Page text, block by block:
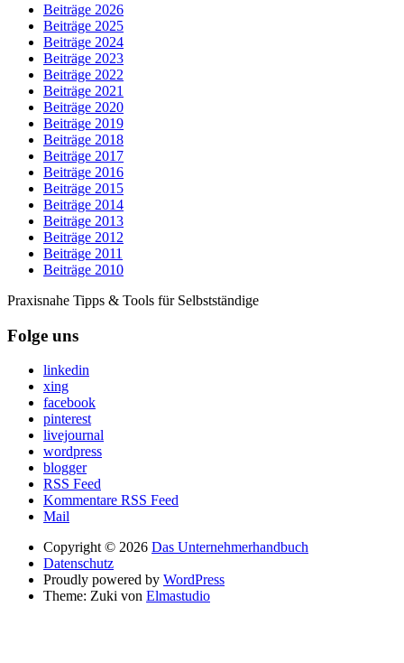
Beiträge 2026
Beiträge 2025
Beiträge 2024
Beiträge 2023
Beiträge 2022
Beiträge 2021
Beiträge 2020
Beiträge 2019
Beiträge 2018
Beiträge 2017
Beiträge 2016
Beiträge 2015
Beiträge 2014
Beiträge 2013
Beiträge 2012
Beiträge 2011
Beiträge 2010
Praxisnahe Tipps & Tools für Selbstständige
Folge uns
linkedin
xing
facebook
pinterest
livejournal
wordpress
blogger
RSS Feed
Kommentare RSS Feed
Mail
Copyright © 2026 Das Unternehmerhandbuch
Datenschutz
Proudly powered by WordPress
Theme: Zuki von Elmastudio